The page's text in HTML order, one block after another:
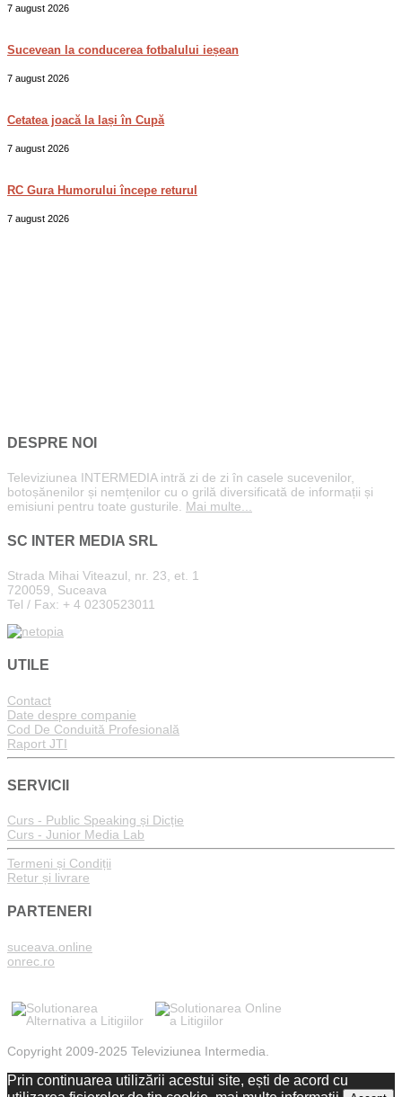
7 august 2026
Sucevean la conducerea fotbalului ieșean
7 august 2026
Cetatea joacă la Iași în Cupă
7 august 2026
RC Gura Humorului începe returul
7 august 2026
DESPRE NOI
Televiziunea INTERMEDIA intră zi de zi în casele sucevenilor,
botoșănenilor și nemțenilor cu o grilă diversificată de informații și
emisiuni pentru toate gusturile. Mai multe...
SC INTER MEDIA SRL
Strada Mihai Viteazul, nr. 23, et. 1
720059, Suceava
Tel / Fax: + 4 0230523011
UTILE
Contact
Date despre companie
Cod De Conduită Profesională
Raport JTI
SERVICII
Curs - Public Speaking și Dicție
Curs - Junior Media Lab
Termeni și Condiții
Retur și livrare
PARTENERI
suceava.online
onrec.ro
Copyright 2009-2025 Televiziunea Intermedia.
Prin continuarea utilizării acestui site, ești de acord cu